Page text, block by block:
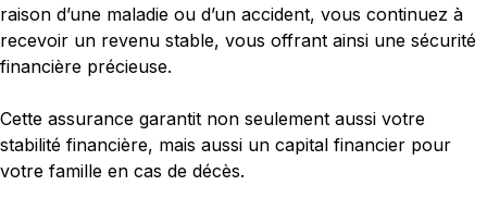
raison d’une maladie ou d’un accident, vous continuez à
recevoir un revenu stable, vous offrant ainsi une sécurité
financière précieuse.
Cette assurance garantit non seulement aussi votre
stabilité financière, mais aussi un capital financier pour
votre famille en cas de décès.